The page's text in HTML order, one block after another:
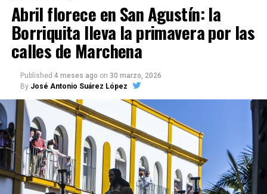
Abril florece en San Agustín: la
Borriquita lleva la primavera por las
calles de Marchena
Published 4 meses ago on 30 marzo, 2026
By José Antonio Suárez López